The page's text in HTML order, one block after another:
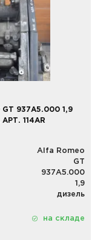
937A5.000 1,9
114AR
Alfa Romeo
GT
937A5.000
1,9
дизель
на складе